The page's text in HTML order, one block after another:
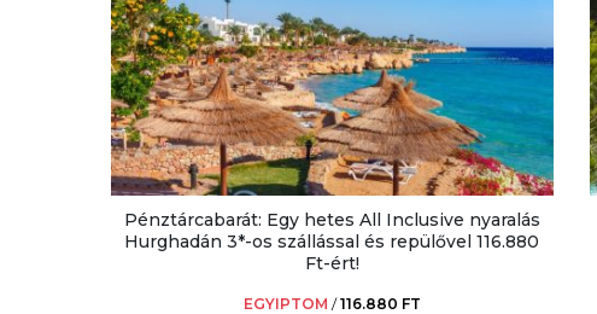
Pénztárcabarát: Egy hetes All Inclusive nyaralás
Hurghadán 3*-os szállással és repülővel 116.880
Ft-ért!
EGYIPTOM /116.880 FT